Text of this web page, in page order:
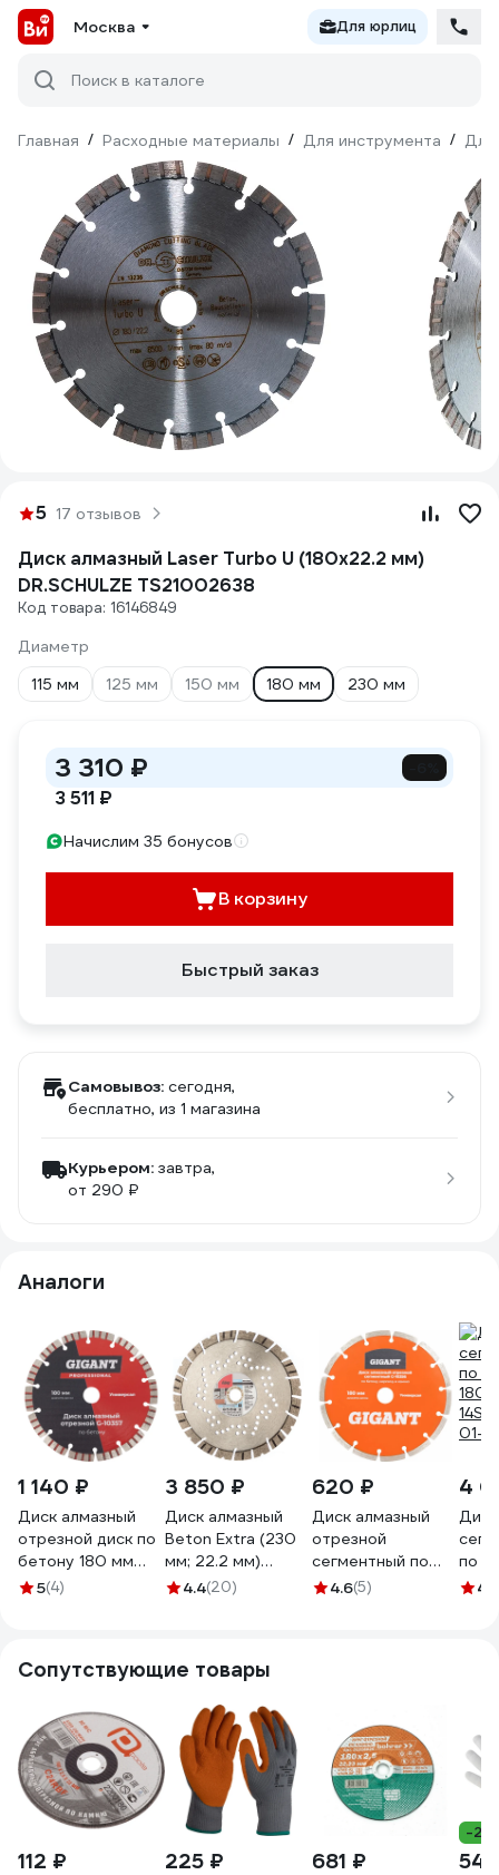
Москва Для юрлиц
Поиск в каталоге
Главная / Расходные материалы / Для инструмента / Для
5 17 отзывов
Диск алмазный Laser Turbo U (180х22.2 мм)
DR.SCHULZE TS21002638
Код товара: 16146849
Диаметр
115 мм
125 мм 150 мм 180 мм 230 мм
3 310 ₽
3 511 ₽
Начислим 35 бонусов
В корзину
Быстрый заказ
Самовывоз: сегодня,
бесплатно, из 1 магазина
Курьером: завтра,
от 290 ₽
Аналоги
1 140 ₽
Диск алмазный
отрезной диск по
бетону 180 мм
Gigant G-10357
5(4)
3 850 ₽
Диск алмазный
Beton Extra (230
мм; 22.2 мм)
FUBAG 37230-3
4.4(20)
620 ₽
Диск алмазный
отрезной
сегментный по
бетону кирпичу
4.6(5)
4
по
4.7
Сопутствующие товары
112 ₽ 225 ₽ 681 ₽
-
54